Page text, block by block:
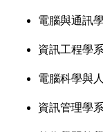
電腦與通訊
資訊工程學
電腦科學與
資訊管理學